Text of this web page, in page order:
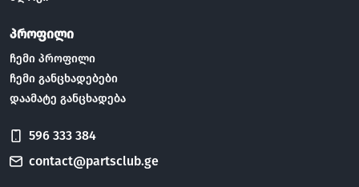
პროფილი
ჩემი პროფილი
ჩემი განცხადებები
დაამატე განცხადება
596 333 384
contact@partsclub.ge